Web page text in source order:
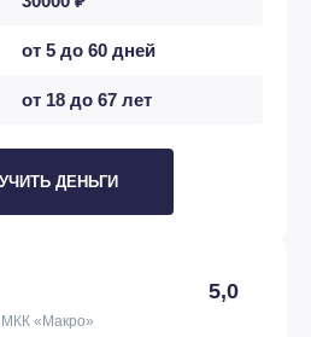
от 5 до 60 дней
от 18 до 67 лет
ДЕНЬГИ
5,0
«Макро»